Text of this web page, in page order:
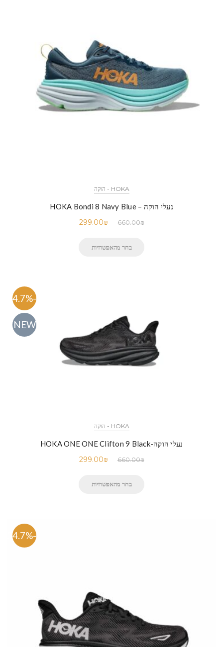
HOKA - הוקה
נעלי הוקה – HOKA Bondi 8 Navy Blue
660.00₪
299.00₪
בחר מהאפשרויות
-54.7%
NEW
HOKA - הוקה
נעלי הוקה-HOKA ONE ONE Clifton 9 Black
660.00₪
299.00₪
בחר מהאפשרויות
-54.7%